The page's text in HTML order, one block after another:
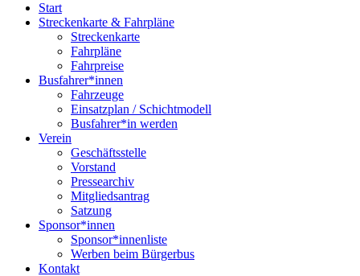
Start
Streckenkarte & Fahrpläne
Streckenkarte
Fahrpläne
Fahrpreise
Busfahrer*innen
Fahrzeuge
Einsatzplan / Schichtmodell
Busfahrer*in werden
Verein
Geschäftsstelle
Vorstand
Pressearchiv
Mitgliedsantrag
Satzung
Sponsor*innen
Sponsor*innenliste
Werben beim Bürgerbus
Kontakt